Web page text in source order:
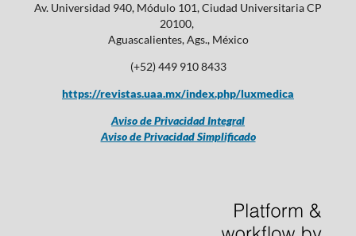
Av. Universidad 940, Módulo 101, Ciudad Universitaria CP
20100,
Aguascalientes, Ags., México
(+52) 449 910 8433
https://revistas.uaa.mx/index.php/luxmedica
Aviso de Privacidad Integral
Aviso de Privacidad Simplificado